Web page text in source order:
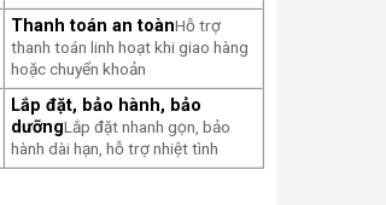
Thanh toán an toànHỗ trợ
thanh toán linh hoạt khi giao hàng
hoặc chuyển khoản
Lắp đặt, bảo hành, bảo
dưỡngLắp đặt nhanh gọn, bảo
hành dài hạn, hỗ trợ nhiệt tình